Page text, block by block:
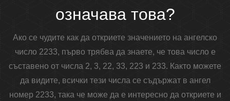
означава това?
Ако се чудите как да откриете значението на ангелско
число 2233, първо трябва да знаете, че това число е
съставено от числа 2, 3, 22, 33, 223 и 233. Както можете
да видите, всички тези числа се съдържат в ангел
номер 2233, така че може да е интересно да откриете и